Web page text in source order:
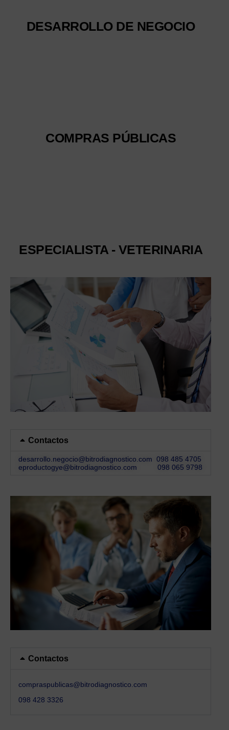
DESARROLLO DE NEGOCIO
COMPRAS PÚBLICAS
ESPECIALISTA - VETERINARIA
Contactos
desarrollo.negocio@bitrodiagnostico.com 098 485 4705
eproductogye@bitrodiagnostico.com
098 065 9798
Contactos
compraspublicas@bitrodiagnostico.com
098 428 3326